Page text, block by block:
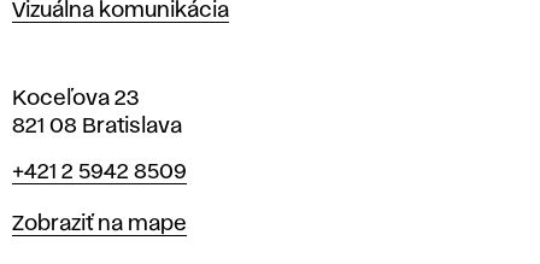
Vizuálna komunikácia
Koceľova 23
821 08 Bratislava
Telefón
+421 2 5942 8509
Mapa
Zobraziť na mape